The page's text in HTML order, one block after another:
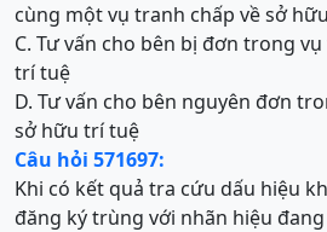
cùng một vụ tranh chấp về sở
C. Tư vấn cho bên bị đơn trong
trí tuệ
D. Tư vấn cho bên nguyên đơn
sở hữu trí tuệ
Câu hỏi 571697:
Khi có kết quả tra cứu dấu hiệu
đăng ký trùng với nhãn hiệu